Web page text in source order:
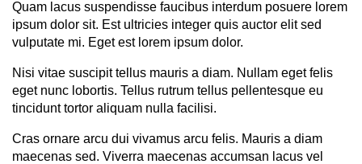
Quam lacus suspendisse faucibus interdum posuere lorem
ipsum dolor sit. Est ultricies integer quis auctor elit sed
vulputate mi. Eget est lorem ipsum dolor.
Nisi vitae suscipit tellus mauris a diam. Nullam eget felis
eget nunc lobortis. Tellus rutrum tellus pellentesque eu
tincidunt tortor aliquam nulla facilisi.
Cras ornare arcu dui vivamus arcu felis. Mauris a diam
maecenas sed. Viverra maecenas accumsan lacus vel